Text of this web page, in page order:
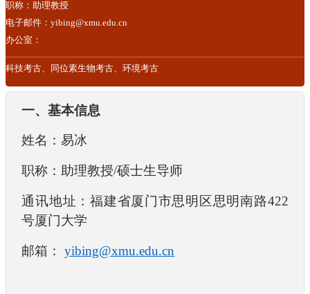
职称：助理教授
电子邮件：yibing@xmu.edu.cn
办公室：
科技考古、同位素生物考古、环境考古
一、基本信息
姓名：易冰
职称：助理教授/硕士生导师
通讯地址：福建省厦门市思明区思明南路422
号厦门大学
邮箱：yibing@xmu.edu.cn